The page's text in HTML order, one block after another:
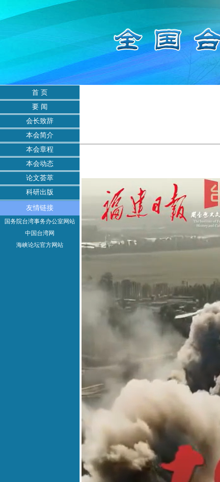
首 页
要 闻
会长致辞
本会简介
本会章程
本会动态
论文荟萃
科研出版
友情链接
国务院台湾事务办公室网站
中国台湾网
海峡论坛官方网站